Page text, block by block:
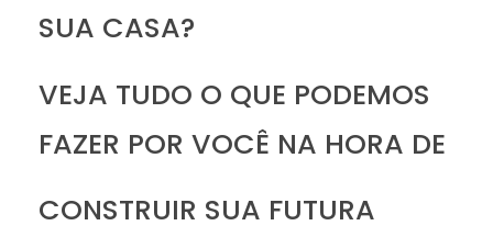
SUA CASA?
VEJA TUDO O QUE PODEMOS
FAZER POR VOCÊ NA HORA DE
CONSTRUIR SUA FUTURA